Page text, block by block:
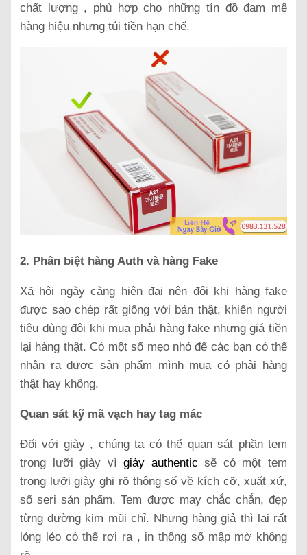
chất lượng , phù hợp cho những tín đồ đam mê
hàng hiệu nhưng túi tiền hạn chế.
2. Phân biệt hàng Auth và hàng Fake
Xã hội ngày càng hiện đại nên đôi khi hàng fake
được sao chép rất giống với bản thật, khiến người
tiêu dùng đôi khi mua phải hàng fake nhưng giá tiền
lại hàng thật. Có một số mẹo nhỏ để các bạn có thể
nhận ra được sản phẩm mình mua có phải hàng
thật hay không.
Quan sát kỹ mã vạch hay tag mác
Đối với giày , chúng ta có thể quan sát phần tem
trong lưỡi giày vìgiày authentic sẽ có một tem
trong lưỡi giày ghi rõ thông số về kích cỡ, xuất xứ,
số seri sản phẩm. Tem được may chắc chắn, đẹp
từng đường kim mũi chỉ. Nhưng hàng giả thì lại rất
lỏng lẻo có thể rơi ra , in thông số mập mờ không